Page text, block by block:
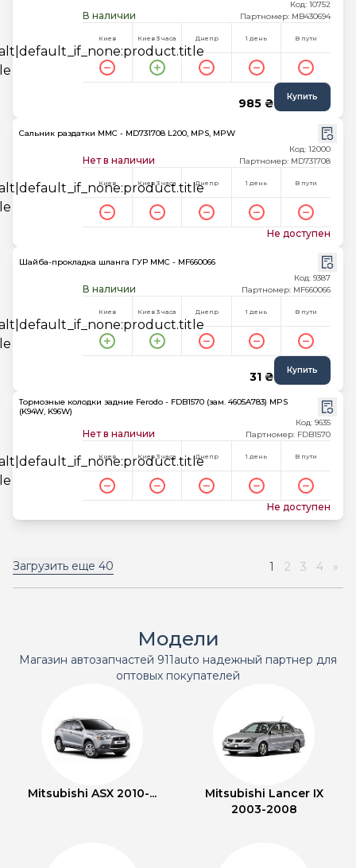
В наличии
Код: 10752
Партномер: MB430694
Киев Киев 3 часа Днепр 1 день В пути
985 ₴ Купить
Сальник раздатки MMC - MD731708 L200, MPS, MPW
Нет в наличии
Код: 12000
Партномер: MD731708
Киев Киев 3 часа Днепр 1 день В пути
Не доступен
Шайба-прокладка шланга ГУР MMC - MF660066
В наличии
Код: 9387
Партномер: MF660066
Киев Киев 3 часа Днепр 1 день В пути
31 ₴ Купить
Тормозные колодки задние Ferodo - FDB1570 (зам. 4605A783) MPS
(K94W, K96W)
Нет в наличии
Код: 9635
Партномер: FDB1570
Киев Киев 3 часа Днепр 1 день В пути
Не доступен
Загрузить еще 40 1 2 3 4 »
Модели
Магазин автозапчастей 911auto надежный партнер для
оптовых покупателей
Mitsubishi ASX 2010-...
Mitsubishi Lancer IX
2003-2008